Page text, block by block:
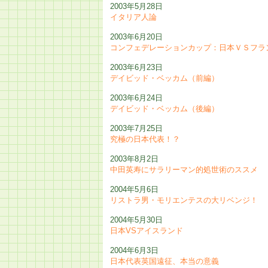
2003年5月28日
イタリア人論
2003年6月20日
コンフェデレーションカップ：日本ＶＳフラ
2003年6月23日
デイビッド・ベッカム（前編）
2003年6月24日
デイビッド・ベッカム（後編）
2003年7月25日
究極の日本代表！？
2003年8月2日
中田英寿にサラリーマン的処世術のススメ
2004年5月6日
リストラ男・モリエンテスの大リベンジ！
2004年5月30日
日本VSアイスランド
2004年6月3日
日本代表英国遠征、本当の意義